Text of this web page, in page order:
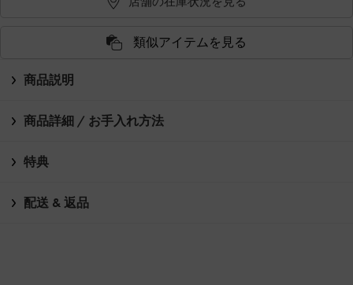
類似アイテムを見る
商品説明
商品詳細 / お手入れ方法
特典
配送 & 返品